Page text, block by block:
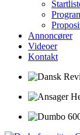
Annoncører
Videoer
Kontakt